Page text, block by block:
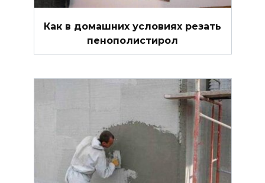
Как в домашних условиях резать
пенополистирол